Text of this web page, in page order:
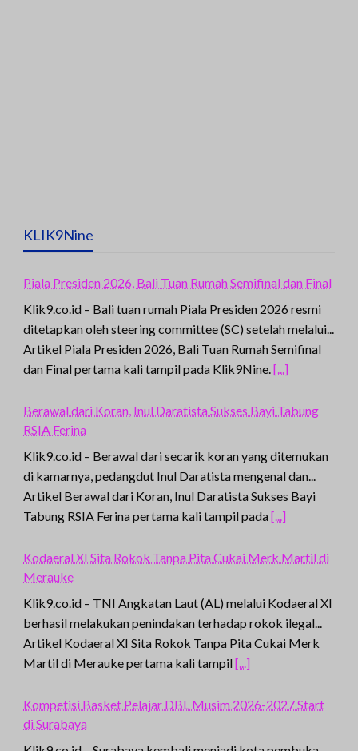
KLIK9Nine
Piala Presiden 2026, Bali Tuan Rumah Semifinal dan Final
Klik9.co.id – Bali tuan rumah Piala Presiden 2026 resmi
ditetapkan oleh steering committee (SC) setelah melalui...
Artikel Piala Presiden 2026, Bali Tuan Rumah Semifinal
dan Final pertama kali tampil pada Klik9Nine. [...]
Berawal dari Koran, Inul Daratista Sukses Bayi Tabung
RSIA Ferina
Klik9.co.id – Berawal dari secarik koran yang ditemukan
di kamarnya, pedangdut Inul Daratista mengenal dan...
Artikel Berawal dari Koran, Inul Daratista Sukses Bayi
Tabung RSIA Ferina pertama kali tampil pada[...]
Kodaeral XI Sita Rokok Tanpa Pita Cukai Merk Martil di
Merauke
Klik9.co.id – TNI Angkatan Laut (AL) melalui Kodaeral XI
berhasil melakukan penindakan terhadap rokok ilegal...
Artikel Kodaeral XI Sita Rokok Tanpa Pita Cukai Merk
Martil di Merauke pertama kali tampil[...]
Kompetisi Basket Pelajar DBL Musim 2026-2027 Start
di Surabaya